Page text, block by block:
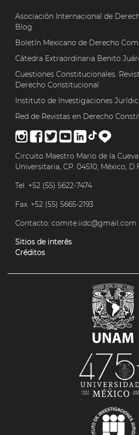
Asociación Internacional de
Blog
Boletín Mexicano de Derecho
Cátedra Extraordinaria Benito
Cuestiones Constitucionales.
Derecho Constitucional
Instituto de Investigaciones
Red de Revistas en Derecho
Circuito Maestro Mario de la Cueva
Universitaria, CP. 04510, México,
Tel. +52 (55) 5622-7474
Fax. +52 (55) 5665-2193
Contacto: comite.iidc@gmail.com
Sitios de interés
Créditos